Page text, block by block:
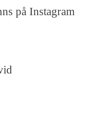
på Instagram